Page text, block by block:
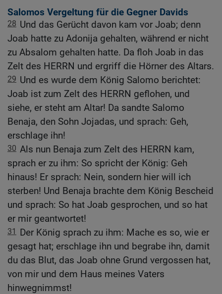
Salomos Vergeltung für die Gegner Davids
28 Und das Gerücht davon kam vor Joab; denn
Joab hatte zu Adonija gehalten, während er nicht
zu Absalom gehalten hatte. Da floh Joab in das
Zelt des HERRN und ergriff die Hörner des Altars.
29 Und es wurde dem König Salomo berichtet:
Joab ist zum Zelt des HERRN geflohen, und
siehe, er steht am Altar! Da sandte Salomo
Benaja, den Sohn Jojadas, und sprach: Geh,
erschlage ihn!
30 Als nun Benaja zum Zelt des HERRN kam,
sprach er zu ihm: So spricht der König: Geh
hinaus! Er sprach: Nein, sondern hier will ich
sterben! Und Benaja brachte dem König Bescheid
und sprach: So hat Joab gesprochen, und so hat
er mir geantwortet!
31 Der König sprach zu ihm: Mache es so, wie er
gesagt hat; erschlage ihn und begrabe ihn, damit
du das Blut, das Joab ohne Grund vergossen hat,
von mir und dem Haus meines Vaters
hinwegnimmst!